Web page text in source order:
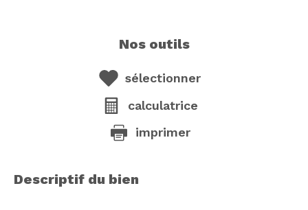
nos outils
sélectionner
calculatrice
imprimer
descriptif du bien